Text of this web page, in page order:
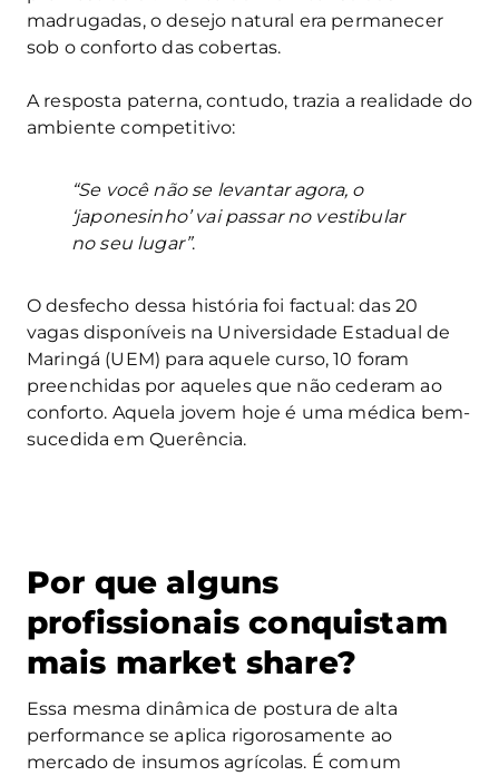
madrugadas, o desejo natural era permanecer
sob o conforto das cobertas.
A resposta paterna, contudo, trazia a realidade do
ambiente competitivo:
“Se você não se levantar agora, o
‘japonesinho’ vai passar no vestibular
no seu lugar”.
O desfecho dessa história foi factual: das 20
vagas disponíveis na Universidade Estadual de
Maringá (UEM) para aquele curso, 10 foram
preenchidas por aqueles que não cederam ao
conforto. Aquela jovem hoje é uma médica bem-
sucedida em Querência.
Por que alguns
profissionais conquistam
mais market share?
Essa mesma dinâmica de postura de alta
performance se aplica rigorosamente ao
mercado de insumos agrícolas. É comum